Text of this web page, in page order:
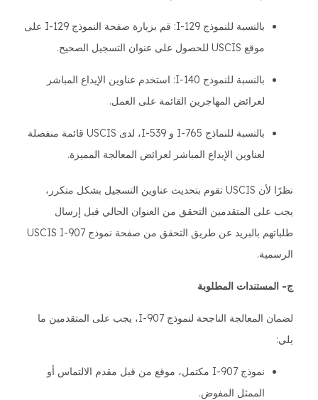
بالنسبة للنموذج I-129: قم بزيارة صفحة النموذج I-129 على
موقع USCIS للحصول على عنوان التسجيل الصحيح.
بالنسبة للنموذج I-140: استخدم عناوين الإيداع المباشر
لعرائض المهاجرين القائمة على العمل.
بالنسبة للنماذج I-765 و I-539، لدى USCIS قائمة منفصلة
لعناوين الإيداع المباشر لعرائض المعالجة المميزة.
نظرًا لأن USCIS تقوم بتحديث عناوين التسجيل بشكل متكرر،
يجب على المتقدمين التحقق من العنوان الحالي قبل إرسال
طلباتهم بالبريد عن طريق التحقق من صفحة نموذج USCIS I-907
الرسمية.
ج- المستندات المطلوبة
لضمان المعالجة الناجحة لنموذج I-907، يجب على المتقدمين ما
يلي:
نموذج I-907 مكتمل، موقع من قبل مقدم الالتماس أو
الممثل المفوض.